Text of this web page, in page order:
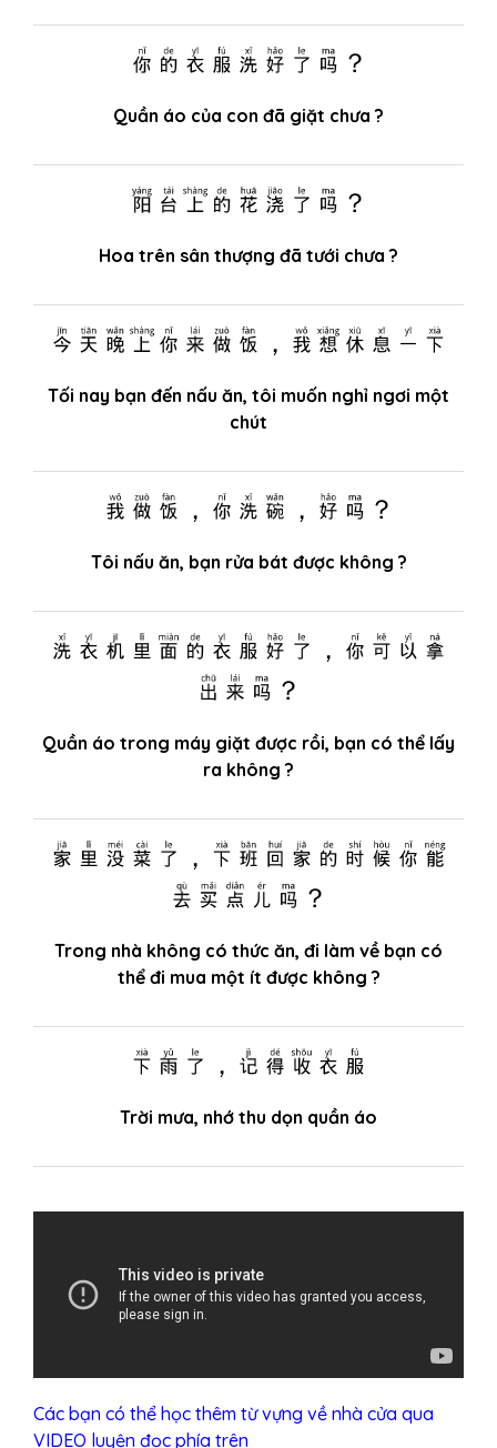
你的衣服洗好了吗？
Quần áo của con đã giặt chưa ?
阳台上的花浇了吗？
Hoa trên sân thượng đã tưới chưa ?
今天晚上你来做饭，我想休息一下
Tối nay bạn đến nấu ăn, tôi muốn nghỉ ngơi một
chút
我做饭，你洗碗，好吗？
Tôi nấu ăn, bạn rửa bát được không ?
洗衣机里面的衣服好了，你可以拿
出来吗？
Quần áo trong máy giặt được rồi, bạn có thể lấy
ra không ?
家里没菜了，下班回家的时候你能
去买点儿吗？
Trong nhà không có thức ăn, đi làm về bạn có
thể đi mua một ít được không ?
下雨了，记得收衣服
Trời mưa, nhớ thu dọn quần áo
Các bạn có thể học thêm từ vựng về nhà cửa qua
VIDEO luyện đọc phía trên